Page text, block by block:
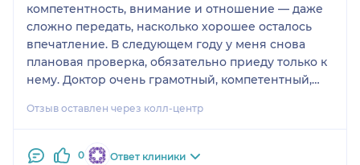
компетентность, внимание и отношение — даже
сложно передать, насколько хорошее осталось
впечатление. В следующем году у меня снова
плановая проверка, обязательно приеду только к
нему. Доктор очень грамотный, компетентный,
пациентам. Он направил меня на
осмотрел и всё посмотрел настолько
Отзыв оставлен через колл-центр
0 Ответ клиники